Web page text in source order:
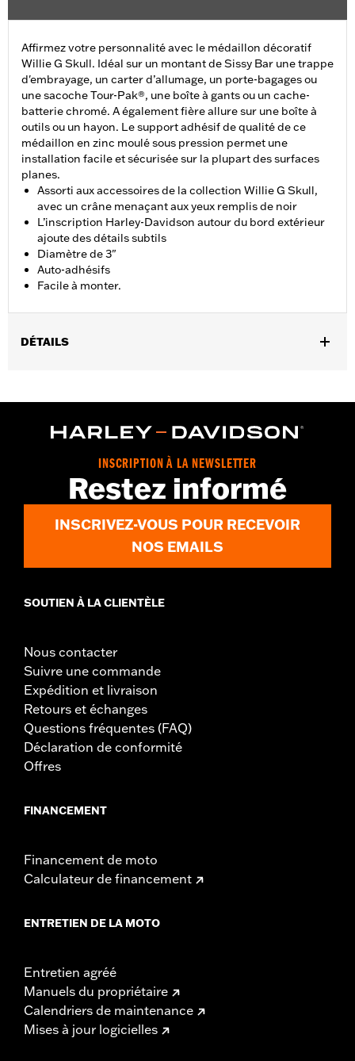
Affirmez votre personnalité avec le médaillon décoratif
Willie G Skull. Idéal sur un montant de Sissy Bar une trappe
d'embrayage, un carter d’allumage, un porte-bagages ou
une sacoche Tour-Pak®, une boîte à gants ou un cache-
batterie chromé. A également fière allure sur une boîte à
outils ou un hayon. Le support adhésif de qualité de ce
médaillon en zinc moulé sous pression permet une
installation facile et sécurisée sur la plupart des surfaces
planes.
Assorti aux accessoires de la collection Willie G Skull,
avec un crâne menaçant aux yeux remplis de noir
L’inscription Harley-Davidson autour du bord extérieur
ajoute des détails subtils
Diamètre de 3"
Auto-adhésifs
Facile à monter.
DÉTAILS
surfaces planes.
Chaque
Dans la boîte:Médaillon
GARANTIE:Garantie limitée de deux ans - Rendez-vous sur
www.h-d.com/warranty pour plus de détails
INSCRIPTION À LA NEWSLETTER
Restez informé
INSCRIVEZ-VOUS POUR RECEVOIR
NOS EMAILS
SOUTIEN À LA CLIENTÈLE
Nous contacter
Suivre une commande
Expédition et livraison
Retours et échanges
Questions fréquentes (FAQ)
Déclaration de conformité
Offres
FINANCEMENT
Financement de moto
Calculateur de financement
ENTRETIEN DE LA MOTO
Entretien agréé
Manuels du propriétaire
Calendriers de maintenance
Mises à jour logicielles